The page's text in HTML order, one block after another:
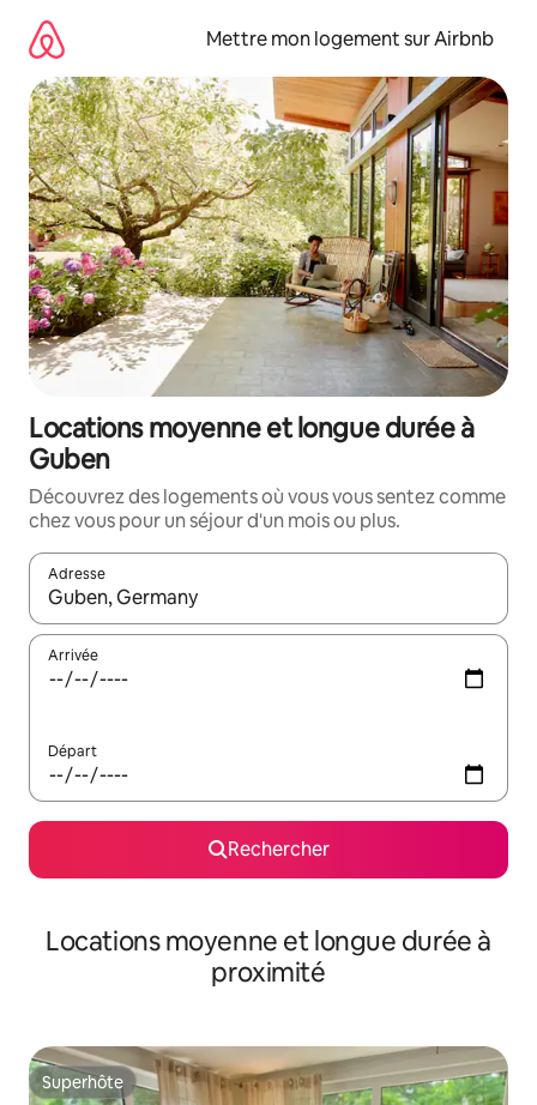
directement
contenu
Mettre mon logement sur Airbnb
Locations moyenne et longue durée à
Guben
Découvrez des logements où vous vous sentez comme
chez vous pour un séjour d'un mois ou plus.
Adresse
Lorsque les résultats s'affichent, utilisez les flèches vers le
Arrivée
Départ
Rechercher
Locations moyenne et longue durée à
proximité
Superhôte
Superhôte